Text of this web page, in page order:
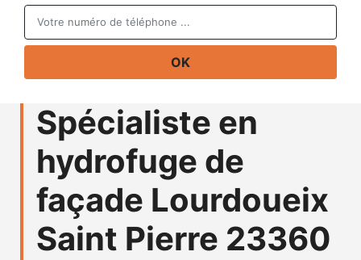
Spécialiste en
hydrofuge de
façade Lourdoueix
Saint Pierre 23360